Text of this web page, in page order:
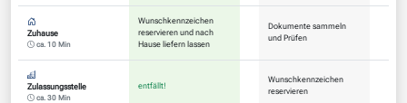
Zuhause
ca. 10 Min
Wunschkennzeichen
reservieren und nach
Hause liefern lassen
Dokumente sammeln
und Prüfen
Zulassungsstelle
ca. 30 Min
entfällt!
Wunschkennzeichen
reservieren